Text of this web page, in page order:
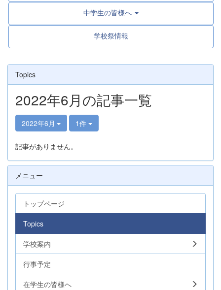
中学生の皆様へ
学校祭情報
Topics
2022年6月の記事一覧
2022年6月 1件
記事がありません。
メニュー
トップページ
Topics
学校案内
行事予定
在学生の皆様へ